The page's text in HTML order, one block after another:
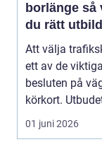
borlänge så väljer
du rätt
mot körkort
Att välja
ett av de
besluten på
körkort.
stort, prise...
01 juni 2026